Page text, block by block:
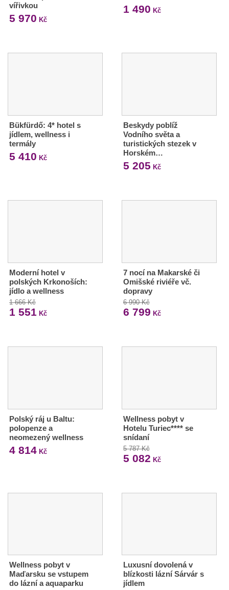
vířivkou
5 970 Kč
1 490 Kč
Bükfürdő: 4* hotel s
jídlem, wellness i
termály
5 410 Kč
Beskydy poblíž
Vodního světa a
turistických stezek v
Horském…
5 205 Kč
Moderní hotel v
polských Krkonoších:
jídlo a wellness
1 666 Kč
1 551 Kč
7 nocí na Makarské či
Omišské riviéře vč.
dopravy
6 990 Kč
6 799 Kč
Polský ráj u Baltu:
polopenze a
neomezený wellness
4 814 Kč
Wellness pobyt v
Hotelu Turiec**** se
snídaní
5 787 Kč
5 082 Kč
Wellness pobyt v
Maďarsku se vstupem
do lázní a aquaparku
Luxusní dovolená v
blízkosti lázní Sárvár s
jídlem